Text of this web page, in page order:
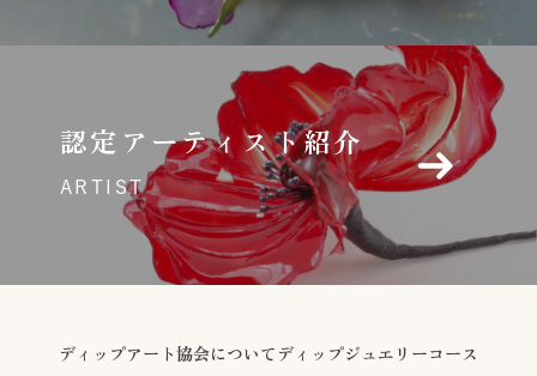
認定アーティスト紹介
ARTIST
ディップアート協会について ディップジュエリーコース